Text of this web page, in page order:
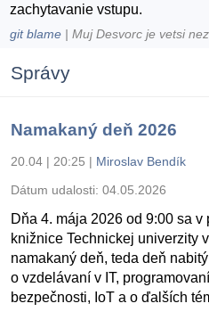
zachytavanie vstupu.
git blame | Muj Desvorc je vetsi
Správy
Namakaný deň 2026
20.04 | 20:25 | Miroslav Bendík
Dátum udalosti: 04.05.2026
Dňa 4. mája 2026 od 9:00 sa
knižnice Technickej univerzity
namakaný deň, teda deň
o vzdelávaní v IT,
bezpečnosti, IoT a o ďalších